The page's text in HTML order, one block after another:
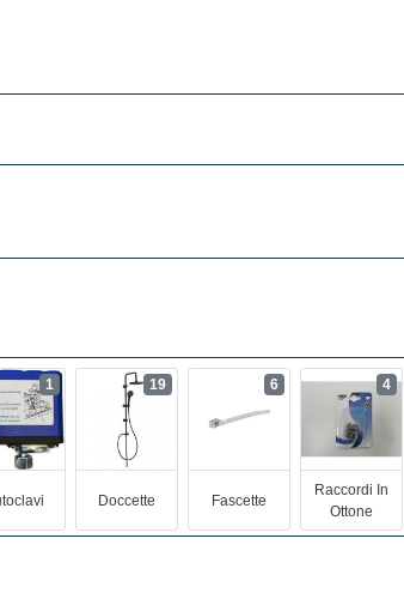
1
Doccette
19
Fascette
6
Raccordi In
Ottone
4